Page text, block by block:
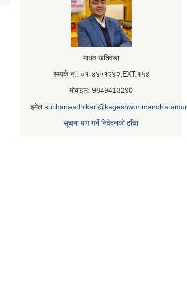
माधव खतिवडा
सम्पर्क नं.: ०१-४४५१२४२,EXT:१५४
मोबाइल: 9849413290
इमेल:
सूचना माग गर्ने निवेदनको ढाँचा